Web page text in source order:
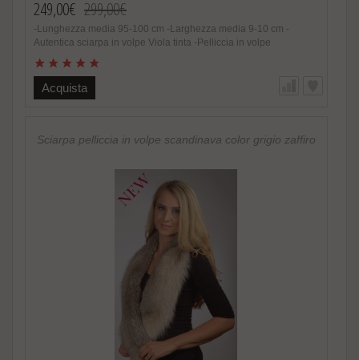
249,00€ 299,00€
-Lunghezza media 95-100 cm -Larghezza media 9-10 cm -
Autentica sciarpa in volpe Viola tinta -Pelliccia in volpe
Estremamente calda e soffice, alla moda -Foderata internamente
-Fatto in Italia. Brand Amica snc -Altissima qualita‘ materiale
utilizzato Speciale promozione! Nel caso di acquisto di 2 o piu’
Acquista
Sciarpa pelliccia in volpe scandinava color grigio zaffiro